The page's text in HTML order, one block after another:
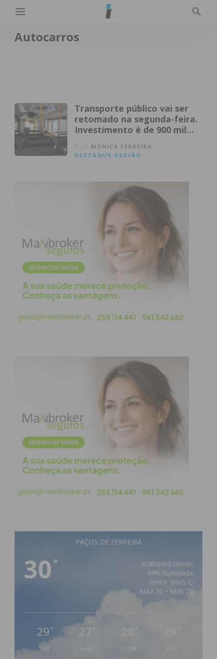
Autocarros
Transporte público vai ser
retomado na segunda-feira.
Investimento é de 900 mil
euros
MÓNICA FERREIRA
DESTAQUE REGIÃO
PAÇOS DE FERREIRA
30 °
scattered clouds
44% humidade
vento: 5m/s O
MAX 30 • MIN 28
29 °
SEX
27 °
SÁB
28 °
DOM